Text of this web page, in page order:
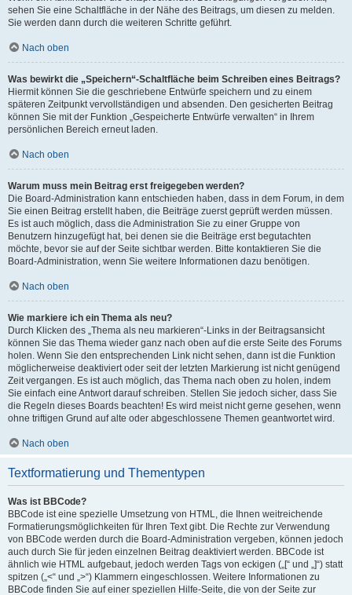
sehen Sie eine Schaltfläche in der Nähe des Beitrags, um diesen zu melden.
Sie werden dann durch die weiteren Schritte geführt.
Nach oben
Was bewirkt die „Speichern“-Schaltfläche beim Schreiben eines Beitrags?
Hiermit können Sie die geschriebene Entwürfe speichern und zu einem
späteren Zeitpunkt vervollständigen und absenden. Den gesicherten Beitrag
können Sie mit der Funktion „Gespeicherte Entwürfe verwalten“ in Ihrem
persönlichen Bereich erneut laden.
Nach oben
Warum muss mein Beitrag erst freigegeben werden?
Die Board-Administration kann entschieden haben, dass in dem Forum, in dem
Sie einen Beitrag erstellt haben, die Beiträge zuerst geprüft werden müssen.
Es ist auch möglich, dass die Administration Sie zu einer Gruppe von
Benutzern hinzugefügt hat, bei denen sie die Beiträge erst begutachten
möchte, bevor sie auf der Seite sichtbar werden. Bitte kontaktieren Sie die
Board-Administration, wenn Sie weitere Informationen dazu benötigen.
Nach oben
Wie markiere ich ein Thema als neu?
Durch Klicken des „Thema als neu markieren“-Links in der Beitragsansicht
können Sie das Thema wieder ganz nach oben auf die erste Seite des Forums
holen. Wenn Sie den entsprechenden Link nicht sehen, dann ist die Funktion
möglicherweise deaktiviert oder seit der letzten Markierung ist nicht genügend
Zeit vergangen. Es ist auch möglich, das Thema nach oben zu holen, indem
Sie einfach eine Antwort darauf schreiben. Stellen Sie jedoch sicher, dass Sie
die Regeln dieses Boards beachten! Es wird meist nicht gerne gesehen, wenn
ohne triftigen Grund auf alte oder abgeschlossene Themen geantwortet wird.
Nach oben
Textformatierung und Thementypen
Was ist BBCode?
BBCode ist eine spezielle Umsetzung von HTML, die Ihnen weitreichende
Formatierungsmöglichkeiten für Ihren Text gibt. Die Rechte zur Verwendung
von BBCode werden durch die Board-Administration vergeben, können jedoch
auch durch Sie für jeden einzelnen Beitrag deaktiviert werden. BBCode ist
ähnlich wie HTML aufgebaut, jedoch werden Tags von eckigen („[“ und „]“) statt
spitzen („<“ und „>“) Klammern eingeschlossen. Weitere Informationen zu
BBCode finden Sie auf einer speziellen Hilfe-Seite, die von der Seite zur